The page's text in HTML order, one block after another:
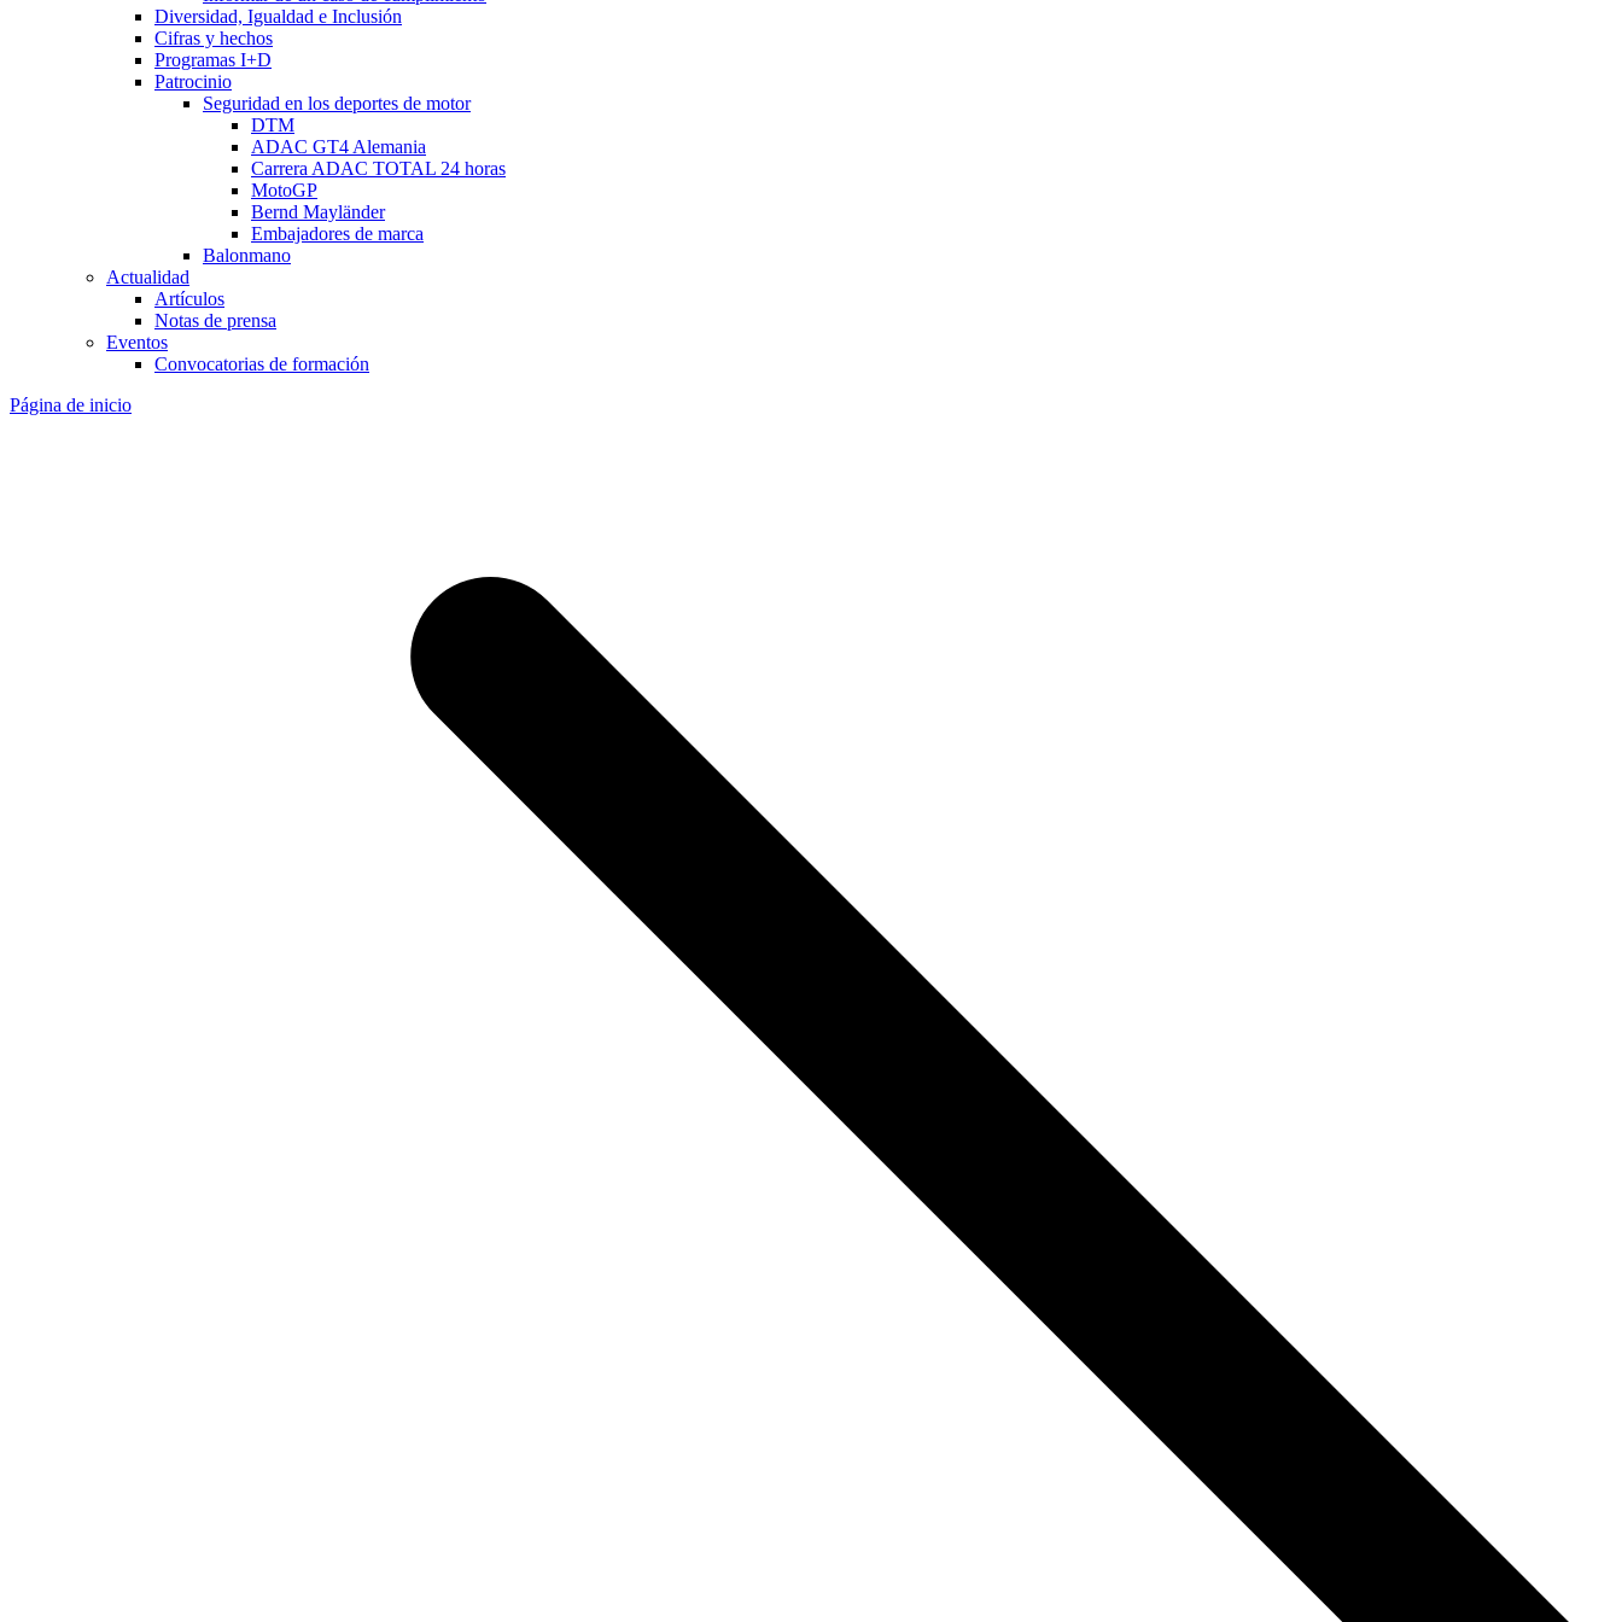
Diversidad, Igualdad e Inclusión
Cifras y hechos
Programas I+D
Patrocinio
Seguridad en los deportes de motor
DTM
ADAC GT4 Alemania
Carrera ADAC TOTAL 24 horas
MotoGP
Bernd Mayländer
Embajadores de marca
Balonmano
Actualidad
Artículos
Notas de prensa
Eventos
Convocatorias de formación
Página de inicio